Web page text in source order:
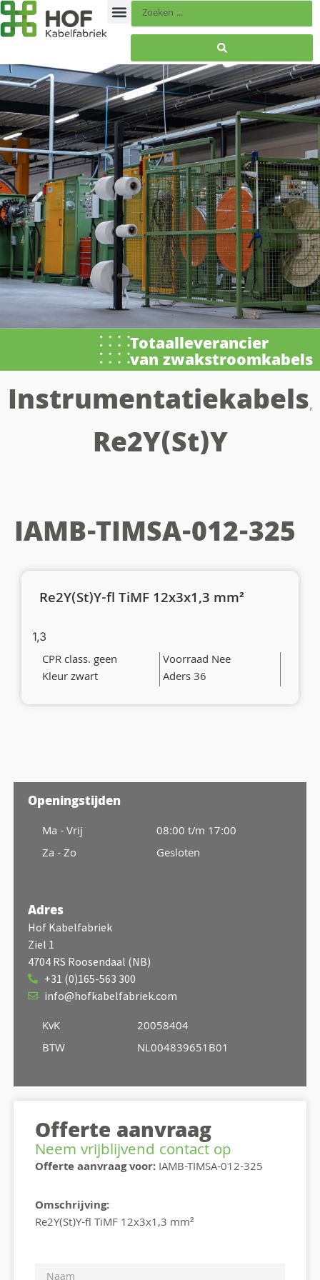
Totaalleverancier
van zwakstroomkabels
Instrumentatiekabels,
Re2Y(St)Y
IAMB-TIMSA-012-325
Re2Y(St)Y-fl TiMF 12x3x1,3 mm²
1,3
CPR class. geen
Voorraad Nee
Kleur zwart
Aders 36
Openingstijden
Ma - Vrij
Za - Zo
08:00 t/m 17:00
Gesloten
Adres
Hof Kabelfabriek
Ziel 1
4704 RS Roosendaal (NB)
+31 (0)165-563 300
info@hofkabelfabriek.com
KvK
BTW
20058404
NL004839651B01
Offerte aanvraag
Neem vrijblijvend contact op
Offerte aanvraag voor:IAMB-TIMSA-012-325
Omschrijving:
Re2Y(St)Y-fl TiMF 12x3x1,3 mm²